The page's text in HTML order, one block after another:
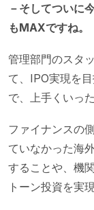
－そしてついに
もMAXですね。
管理部門のスタ
て、IPO実現を
で、上手くいっ
ファイナンスの
ていなかった海
することや、機
トーン投資を実